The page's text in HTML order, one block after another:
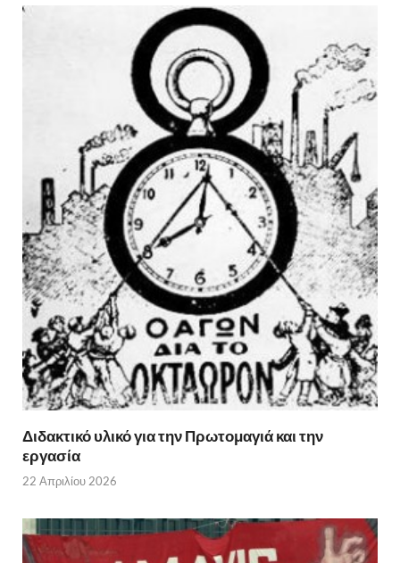
Διδακτικό υλικό για την Πρωτομαγιά και την
εργασία
22 Απριλίου 2026